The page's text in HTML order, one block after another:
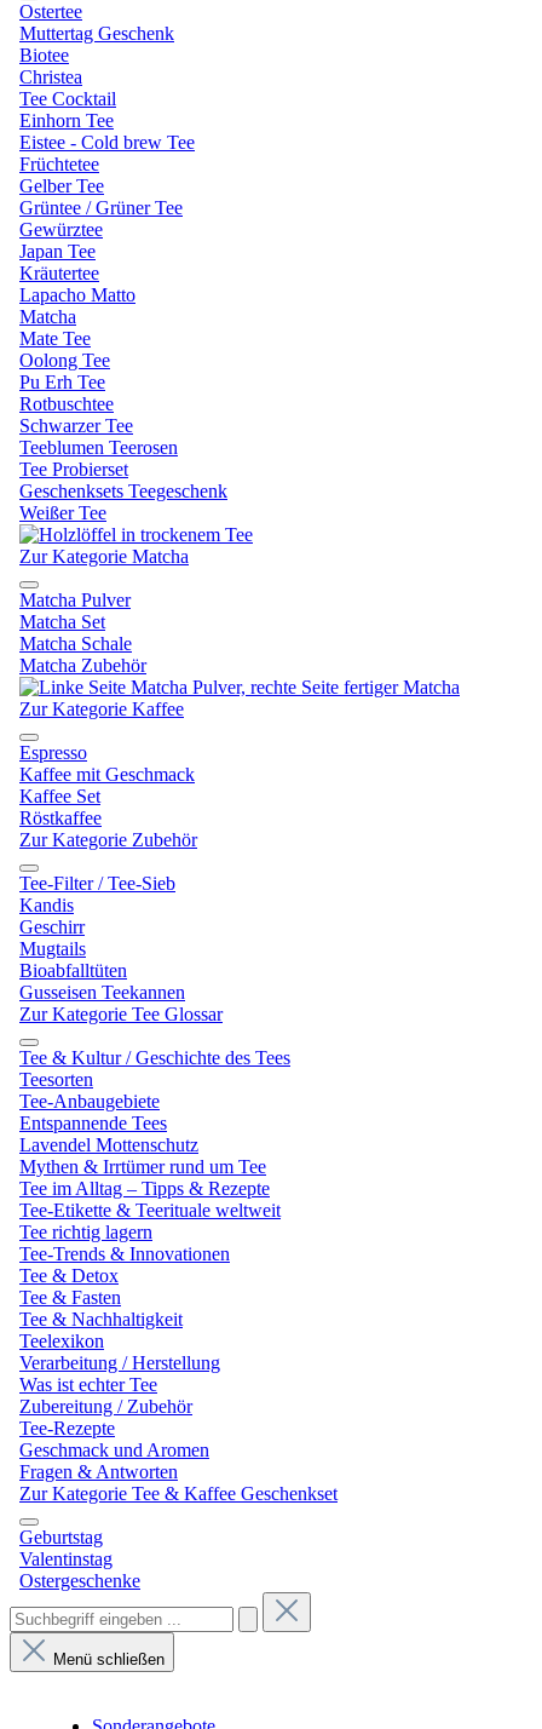
Ostertee
Muttertag Geschenk
Biotee
Christea
Tee Cocktail
Einhorn Tee
Eistee - Cold brew Tee
Früchtetee
Gelber Tee
Grüntee / Grüner Tee
Gewürztee
Japan Tee
Kräutertee
Lapacho Matto
Matcha
Mate Tee
Oolong Tee
Pu Erh Tee
Rotbuschtee
Schwarzer Tee
Teeblumen Teerosen
Tee Probierset
Geschenksets Teegeschenk
Weißer Tee
Zur Kategorie Matcha
Matcha Pulver
Matcha Set
Matcha Schale
Matcha Zubehör
Zur Kategorie Kaffee
Espresso
Kaffee mit Geschmack
Kaffee Set
Röstkaffee
Zur Kategorie Zubehör
Tee-Filter / Tee-Sieb
Kandis
Geschirr
Mugtails
Bioabfalltüten
Gusseisen Teekannen
Zur Kategorie Tee Glossar
Tee & Kultur / Geschichte des Tees
Teesorten
Tee-Anbaugebiete
Entspannende Tees
Lavendel Mottenschutz
Mythen & Irrtümer rund um Tee
Tee im Alltag – Tipps & Rezepte
Tee-Etikette & Teerituale weltweit
Tee richtig lagern
Tee-Trends & Innovationen
Tee & Detox
Tee & Fasten
Tee & Nachhaltigkeit
Teelexikon
Verarbeitung / Herstellung
Was ist echter Tee
Zubereitung / Zubehör
Tee-Rezepte
Geschmack und Aromen
Fragen & Antworten
Zur Kategorie Tee & Kaffee Geschenkset
Geburtstag
Valentinstag
Ostergeschenke
Menü schließen